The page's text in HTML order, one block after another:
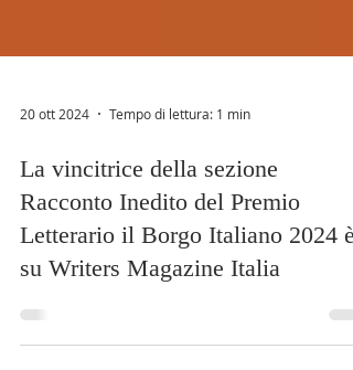
20 ott 2024 Tempo di lettura: 1 min
La vincitrice della sezione
Racconto Inedito del Premio
Letterario il Borgo Italiano 2024 è
su Writers Magazine Italia